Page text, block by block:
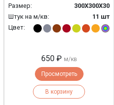
Размер:
300Х300Х30
Штук на м/кв:
11 шт
Цвет:
650 ₽ м/кв
Просмотреть
В корзину